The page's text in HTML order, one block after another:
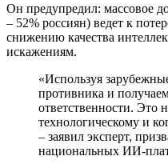
Он предупредил: массовое
– 52% россиян) ведет к
снижению качества
искажениям.
«Используя
противника и
ответственности. Это
технологическому и
– заявил эксперт,
национальных ИИ-